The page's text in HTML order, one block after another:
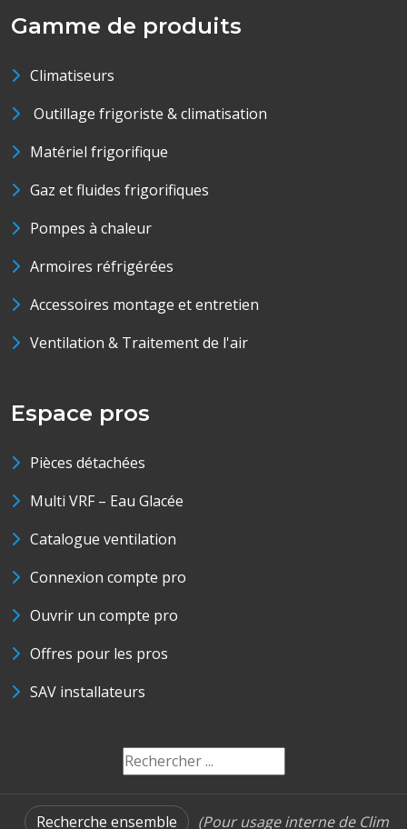
Gamme de produits
Climatiseurs
Outillage frigoriste & climatisation
Matériel frigorifique
Gaz et fluides frigorifiques
Pompes à chaleur
Armoires réfrigérées
Accessoires montage et entretien
Ventilation & Traitement de l'air
Espace pros
Pièces détachées
Multi VRF – Eau Glacée
Catalogue ventilation
Connexion compte pro
Ouvrir un compte pro
Offres pour les pros
SAV installateurs
Recherche ensemble (Pour usage interne de Clim